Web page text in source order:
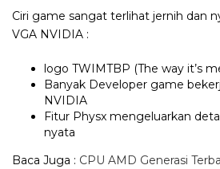
Ciri game sangat terlihat jernih dan
VGA NVIDIA :
logo TWIMTBP (The way it’s
Banyak Developer game
NVIDIA
Fitur Physx mengeluarkan
nyata
Baca Juga : CPU AMD Generasi